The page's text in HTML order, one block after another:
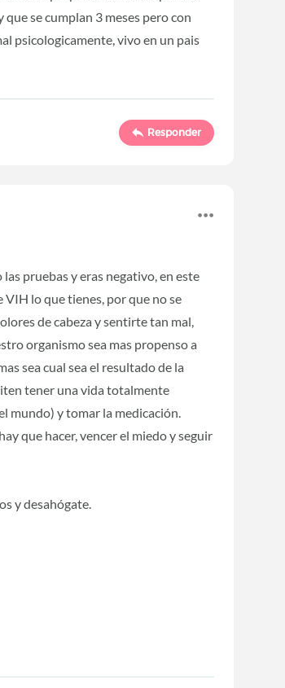
se cumplan 3 meses pero con
psicologicamente, vivo en un pais
Responder
las pruebas y eras negativo, en este
lo que tienes, por que no se
de cabeza y sentirte tan mal,
organismo sea mas propenso a
sea cual sea el resultado de la
tener una vida totalmente
mundo) y tomar la medicación.
que hacer, vencer el miedo y seguir
y desahógate.